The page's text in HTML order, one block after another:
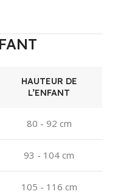
HAUTEUR DE
L’ENFANT
80 - 92 cm
93 - 104 cm
105 - 116 cm